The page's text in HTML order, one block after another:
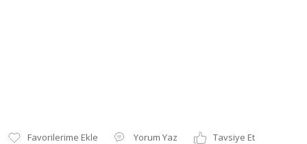
Yorum Yaz
Tavsiye Et